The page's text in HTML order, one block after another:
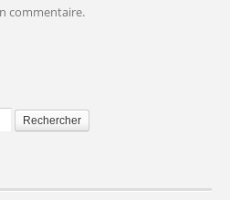
commentaire.